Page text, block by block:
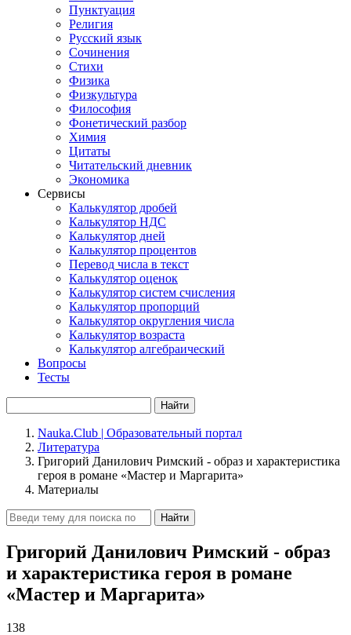
Пунктуация
Религия
Русский язык
Сочинения
Стихи
Физика
Физкультура
Философия
Фонетический разбор
Химия
Цитаты
Читательский дневник
Экономика
Сервисы
Калькулятор дробей
Калькулятор НДС
Калькулятор дней
Калькулятор процентов
Перевод числа в текст
Калькулятор оценок
Калькулятор систем счисления
Калькулятор пропорций
Калькулятор округления числа
Калькулятор возраста
Калькулятор алгебраический
Вопросы
Тесты
Найти
Nauka.Club | Образовательный портал
Литература
Григорий Данилович Римский - образ и характеристика
героя в романе «Мастер и Маргарита»
Материалы
Найти
Григорий Данилович Римский - образ
и характеристика героя в романе
«Мастер и Маргарита»
138